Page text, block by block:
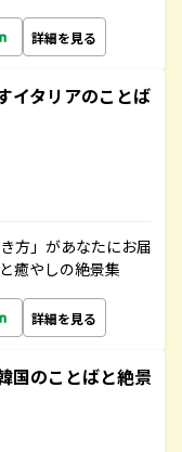
詳細を見る
イタリアのことば
方」があなたにお届
癒やしの絶景集
詳細を見る
国のことばと絶景